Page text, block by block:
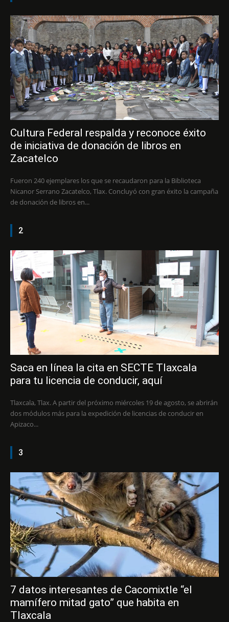
Cultura Federal respalda y reconoce éxito
de iniciativa de donación de libros en
Zacatelco
Fueron 240 ejemplares los que se recaudaron para la Biblioteca
Nicanor Serrano Zacatelco, Tlax. Concluyó con gran éxito la campaña
de donación de libros en...
2
Saca en línea la cita en SECTE Tlaxcala
para tu licencia de conducir, aquí
Tlaxcala, Tlax. A partir del próximo miércoles 19 de agosto, se abrirán
dos módulos más para la expedición de licencias de conducir en
Apizaco...
3
7 datos interesantes de Cacomixtle “el
mamífero mitad gato” que habita en
Tlaxcala